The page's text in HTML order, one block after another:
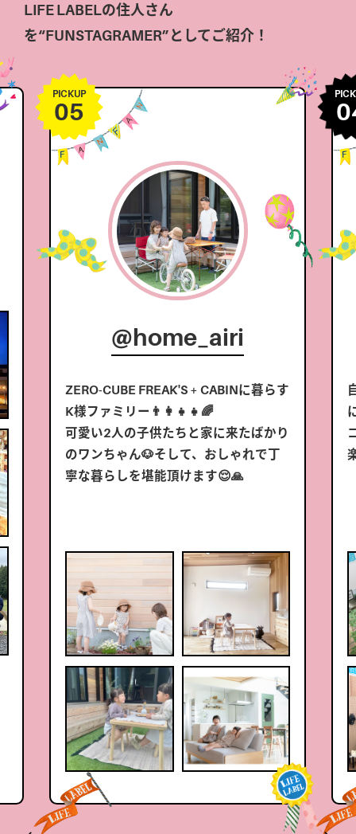
LIFE LABELの住人さん
を“FUNSTAGRAMER”としてご紹介！
PICKUP
05
@home_airi
ZERO-CUBE FREAK'S + CABINに暮らす
K様ファミリー👨‍👩‍👧‍👧🌈
可愛い2人の子供たちと家に来たばかり
のワンちゃん🐶そして、おしゃれで丁
寧な暮らしを堪能頂けます😌🙏